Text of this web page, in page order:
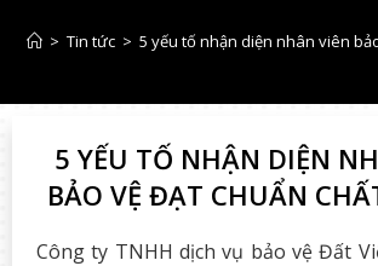
> Tin tức > 5 yếu tố nhận diện nhân viên
5 YẾU TỐ NHẬN DIỆN
BẢO VỆ ĐẠT CHUẨN
Công ty TNHH dịch vụ bảo vệ Đất